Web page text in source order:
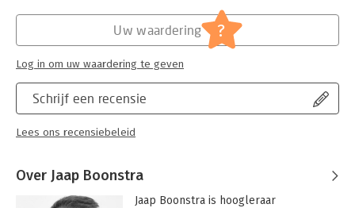
Henk van de Graaf, Julien Haffmans, Mathieu Weggeman, Irene
Lammers, Jac Geurts, Jurriaan Altena, Bart Geluk.
Schrijf een recensie
Lees ons recensiebeleid
Uw waardering ?
Log in om uw waardering te geven
Over Jaap Boonstra
Jaap Boonstra is hoogleraar